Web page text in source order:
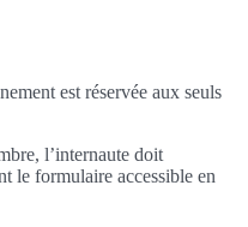
est réservée aux seuls
l’internaute doit
le formulaire accessible en